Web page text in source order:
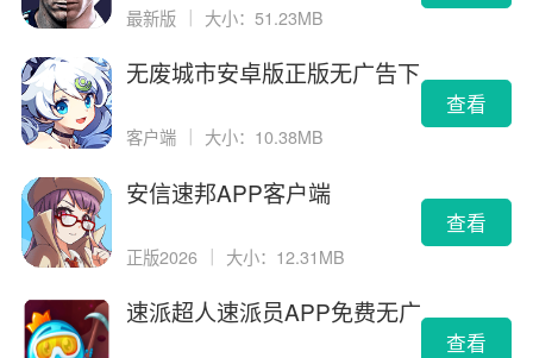
最新版 大小：51.23MB
无废城市安卓版正版无广告下
客户端 大小：10.38MB
查看
安信速邦APP客户端
正版2026 ｜ 大小：12.31MB
查看
速派超人速派员APP免费无广
查看